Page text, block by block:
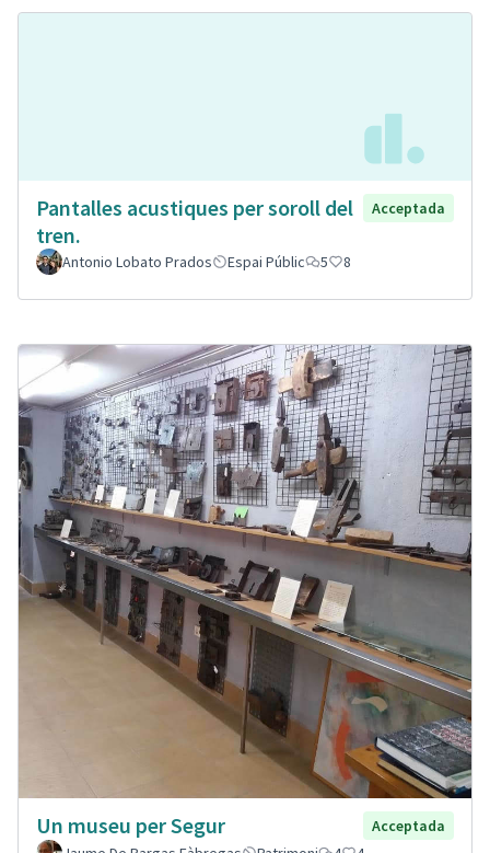
Pantalles acustiques per soroll del
tren.
Acceptada
Antonio Lobato Prados Espai Públic 5 8
Un museu per Segur
Acceptada